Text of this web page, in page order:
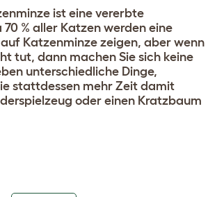
ist eine vererbte
% aller Katzen werden eine
Katzenminze zeigen, aber wenn
tut, dann machen Sie sich keine
unterschiedliche Dinge,
stattdessen mehr Zeit damit
oder einen Kratzbaum